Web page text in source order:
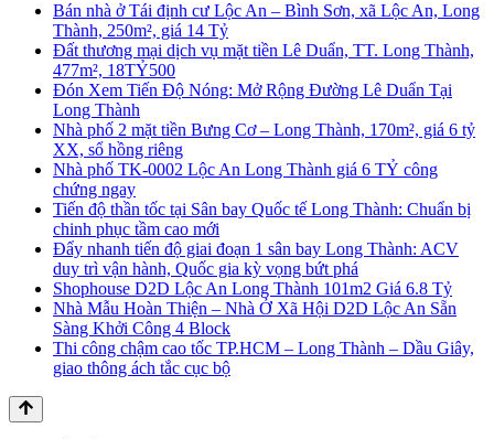
Bán nhà ở Tái định cư Lộc An – Bình Sơn, xã Lộc An, Long
Thành, 250m², giá 14 Tỷ
Đất thương mại dịch vụ mặt tiền Lê Duẩn, TT. Long Thành,
477m², 18TỶ500
Đón Xem Tiến Độ Nóng: Mở Rộng Đường Lê Duẩn Tại
Long Thành
Nhà phố 2 mặt tiền Bưng Cơ – Long Thành, 170m², giá 6 tỷ
XX, sổ hồng riêng
Nhà phố TK-0002 Lộc An Long Thành giá 6 TỶ công
chứng ngay
Tiến độ thần tốc tại Sân bay Quốc tế Long Thành: Chuẩn bị
chinh phục tầm cao mới
Đẩy nhanh tiến độ giai đoạn 1 sân bay Long Thành: ACV
duy trì vận hành, Quốc gia kỳ vọng bứt phá
Shophouse D2D Lộc An Long Thành 101m2 Giá 6.8 Tỷ
Nhà Mẫu Hoàn Thiện – Nhà Ở Xã Hội D2D Lộc An Sẵn
Sàng Khởi Công 4 Block
Thi công chậm cao tốc TP.HCM – Long Thành – Dầu Giây,
giao thông ách tắc cục bộ